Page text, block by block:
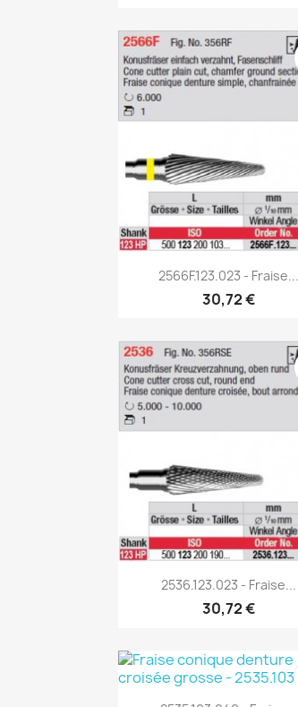
Aperçu rapide
2566F.123.023 - Fraise...
30,72 €
Aperçu rapide
2536.123.023 - Fraise...
30,72 €